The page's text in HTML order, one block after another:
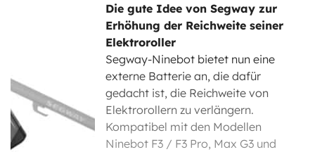
Die gute Idee von Segway zur
Erhöhung der Reichweite seiner
Elektroroller
Segway-Ninebot bietet nun eine
externe Batterie an, die dafür
gedacht ist, die Reichweite von
Elektrorollern zu verlängern.
Kompatibel mit den Modellen
Ninebot F3 / F3 Pro, Max G3 und